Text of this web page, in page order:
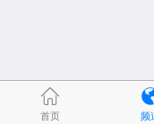
首页 频